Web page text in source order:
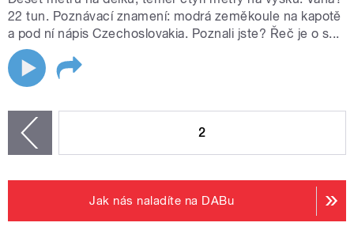
22 tun. Poznávací znamení: modrá zeměkoule na kapotě
a pod ní nápis Czechoslovakia. Poznali jste? Řeč je o s...
2
Jak nás naladíte na DABu